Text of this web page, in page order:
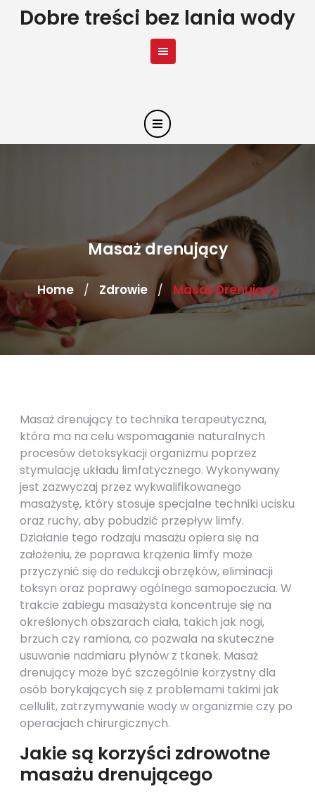
SkipDobre treści bez lania wody
Masaż drenujący
Home / Zdrowie / Masaż Drenujący
Masaż drenujący to technika terapeutyczna,
która ma na celu wspomaganie naturalnych
procesów detoksykacji organizmu poprzez
stymulację układu limfatycznego. Wykonywany
jest zazwyczaj przez wykwalifikowanego
masażystę, który stosuje specjalne techniki ucisku
oraz ruchy, aby pobudzić przepływ limfy.
Działanie tego rodzaju masażu opiera się na
założeniu, że poprawa krążenia limfy może
przyczynić się do redukcji obrzęków, eliminacji
toksyn oraz poprawy ogólnego samopoczucia. W
trakcie zabiegu masażysta koncentruje się na
określonych obszarach ciała, takich jak nogi,
brzuch czy ramiona, co pozwala na skuteczne
usuwanie nadmiaru płynów z tkanek. Masaż
drenujący może być szczególnie korzystny dla
osób borykających się z problemami takimi jak
cellulit, zatrzymywanie wody w organizmie czy po
operacjach chirurgicznych.
Jakie są korzyści zdrowotne
masażu drenującego